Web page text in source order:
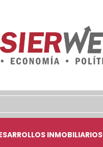
INMOBILIARIOS